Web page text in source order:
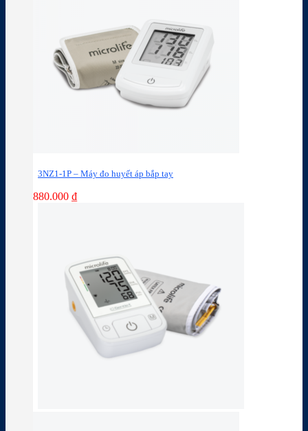
3NZ1-1P – Máy đo huyết áp bắp tay
880.000 ₫